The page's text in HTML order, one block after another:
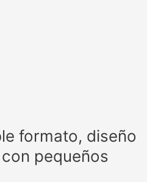
formato, diseño
pequeños